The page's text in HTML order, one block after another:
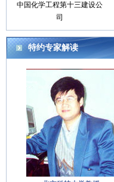
中国化学工程第十三建设公
司
特约专家解读